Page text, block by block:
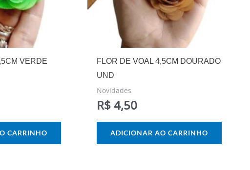
VERDE
CARRINHO
FLOR DE VOAL 4,5CM DOURADO
UND
Novidades
R$4,50
ADICIONAR AO CARRINHO